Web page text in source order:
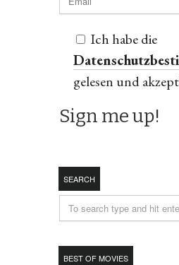
Ich habe die
gelesen und
SEARCH
BEST OF MOVIES